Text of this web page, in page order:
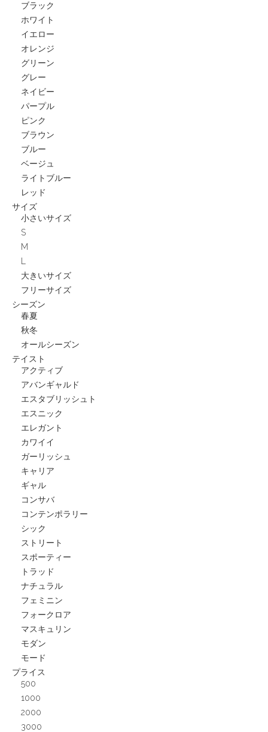
ブラック
ホワイト
イエロー
オレンジ
グリーン
グレー
ネイビー
パープル
ピンク
ブラウン
ブルー
ベージュ
ライトブルー
レッド
サイズ
小さいサイズ
S
M
大きいサイズ
フリーサイズ
シーズン
春夏
秋冬
オールシーズン
テイスト
アクティブ
アバンギャルド
エスタブリッシュト
エスニック
エレガント
カワイイ
ガーリッシュ
キャリア
ギャル
コンサバ
コンテンポラリー
シック
ストリート
スポーティー
トラッド
ナチュラル
フェミニン
フォークロア
マスキュリン
モダン
モード
プライス
500
1000
2000
3000